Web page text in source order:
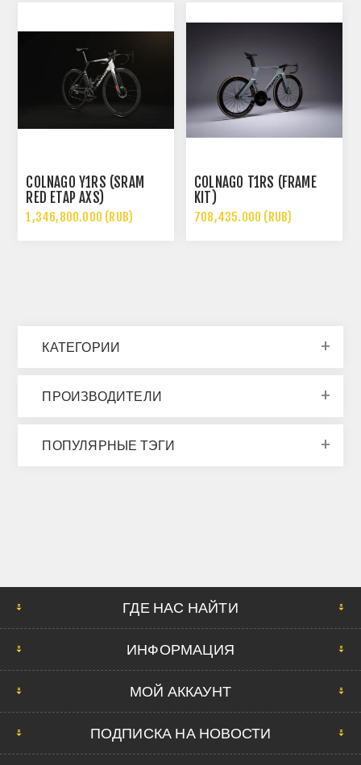
COLNAGO Y1RS (SRAM
RED ETAP AXS)
1,346,800.000 (RUB)
COLNAGO T1RS (FRAME
KIT)
708,435.000 (RUB)
КАТЕГОРИИ
ПРОИЗВОДИТЕЛИ
ПОПУЛЯРНЫЕ ТЭГИ
ГДЕ НАС НАЙТИ
ИНФОРМАЦИЯ
МОЙ АККАУНТ
ПОДПИСКА НА НОВОСТИ